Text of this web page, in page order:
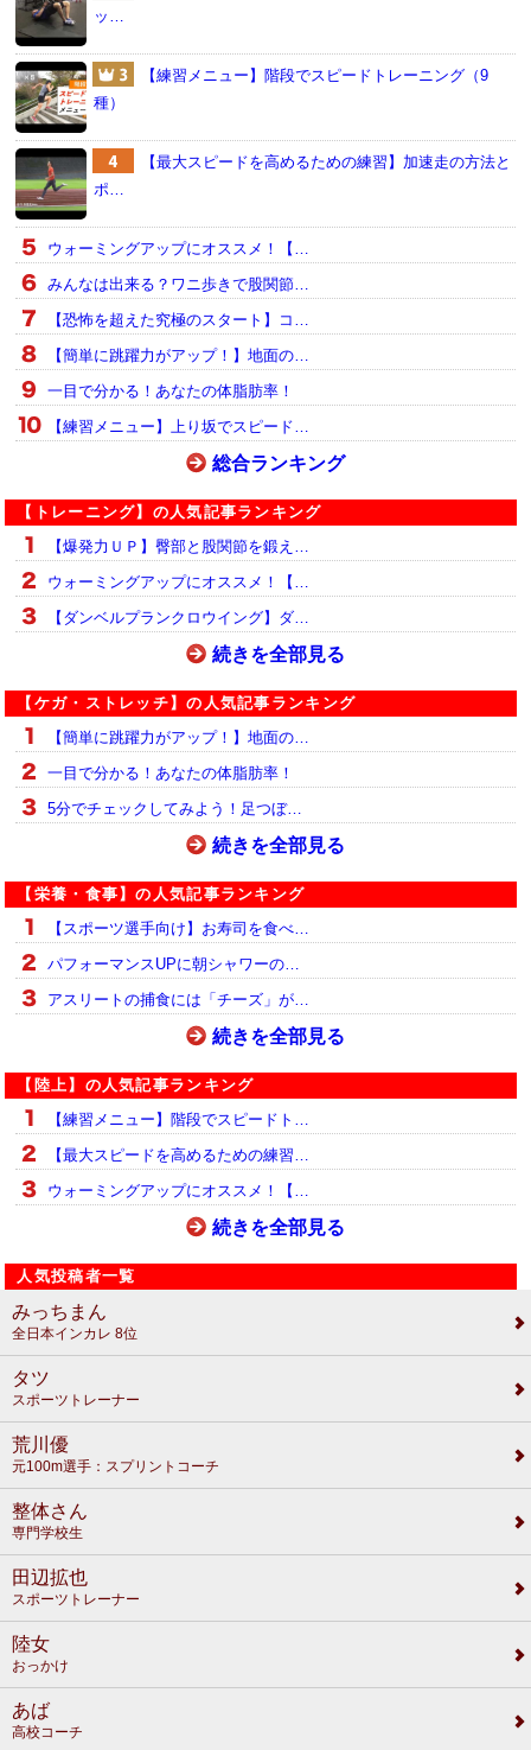
ッ…
【練習メニュー】階段でスピードトレーニング（9
種）
【最大スピードを高めるための練習】加速走の方法と
ポ…
ウォーミングアップにオススメ！【…
みんなは出来る？ワニ歩きで股関節…
【恐怖を超えた究極のスタート】コ…
【簡単に跳躍力がアップ！】地面の…
一目で分かる！あなたの体脂肪率！
【練習メニュー】上り坂でスピード…
総合ランキング
【トレーニング】の人気記事ランキング
【爆発力ＵＰ】臀部と股関節を鍛え…
ウォーミングアップにオススメ！【…
【ダンベルプランクロウイング】ダ…
続きを全部見る
【ケガ・ストレッチ】の人気記事ランキング
【簡単に跳躍力がアップ！】地面の…
一目で分かる！あなたの体脂肪率！
5分でチェックしてみよう！足つぼ…
続きを全部見る
【栄養・食事】の人気記事ランキング
【スポーツ選手向け】お寿司を食べ…
パフォーマンスUPに朝シャワーの…
アスリートの捕食には「チーズ」が…
続きを全部見る
【陸上】の人気記事ランキング
【練習メニュー】階段でスピードト…
【最大スピードを高めるための練習…
ウォーミングアップにオススメ！【…
続きを全部見る
人気投稿者一覧
みっちまん
全日本インカレ 8位
タツ
スポーツトレーナー
荒川優
元100m選手：スプリントコーチ
整体さん
専門学校生
田辺拡也
スポーツトレーナー
陸女
おっかけ
あば
高校コーチ